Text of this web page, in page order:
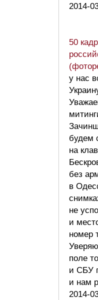
2014-
50
у нас
будем
на
без
в
не
и
номер
поле
и СБУ
и нам
2014-